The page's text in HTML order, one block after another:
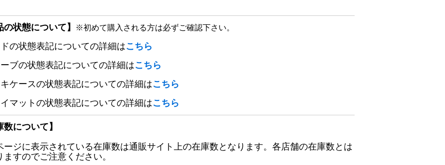
の状態について】 ※初めて購入される方は必ずご確認下さい。
の状態表記についての詳細はこちら
ブの状態表記についての詳細はこちら
ケースの状態表記についての詳細はこちら
マットの状態表記についての詳細はこちら
数について】
ージに表示されている在庫数は通販サイト上の在庫数となります。各店舗の在庫数とは
ますのでご注意ください。